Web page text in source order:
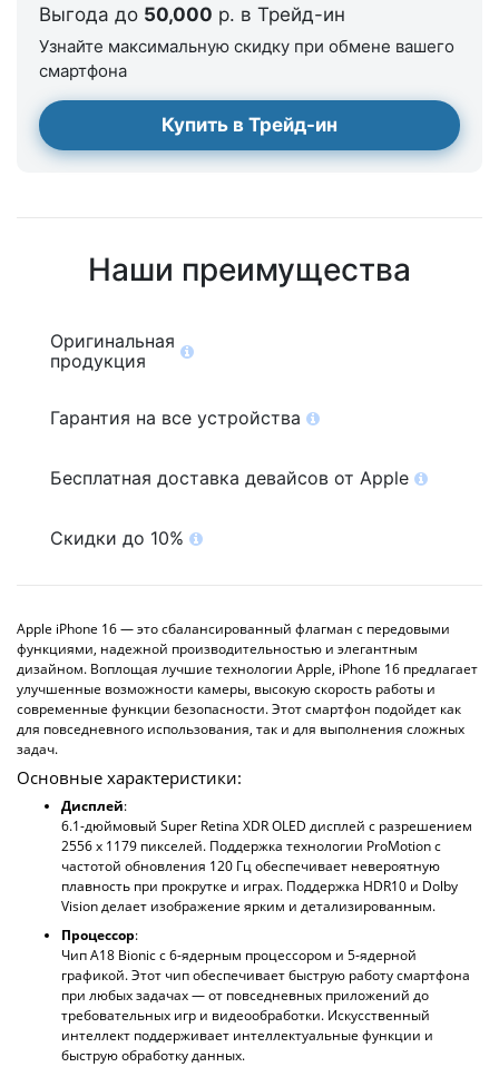
Выгода до 50,000 р. в Трейд-ин
Узнайте максимальную скидку при обмене вашего
смартфона
Купить в Трейд-ин
Наши преимущества
Оригинальная
продукция
Гарантия на все устройства
Бесплатная доставка девайсов от Apple
Скидки до 10%
Apple iPhone 16 — это сбалансированный флагман с передовыми
функциями, надежной производительностью и элегантным
дизайном. Воплощая лучшие технологии Apple, iPhone 16 предлагает
улучшенные возможности камеры, высокую скорость работы и
современные функции безопасности. Этот смартфон подойдет как
для повседневного использования, так и для выполнения сложных
задач.
Основные характеристики:
Дисплей:
6.1-дюймовый Super Retina XDR OLED дисплей с разрешением
2556 х 1179 пикселей. Поддержка технологии ProMotion с
частотой обновления 120 Гц обеспечивает невероятную
плавность при прокрутке и играх. Поддержка HDR10 и Dolby
Vision делает изображение ярким и детализированным.
Процессор:
Чип A18 Bionic с 6-ядерным процессором и 5-ядерной
графикой. Этот чип обеспечивает быструю работу смартфона
при любых задачах — от повседневных приложений до
требовательных игр и видеообработки. Искусственный
интеллект поддерживает интеллектуальные функции и
быструю обработку данных.